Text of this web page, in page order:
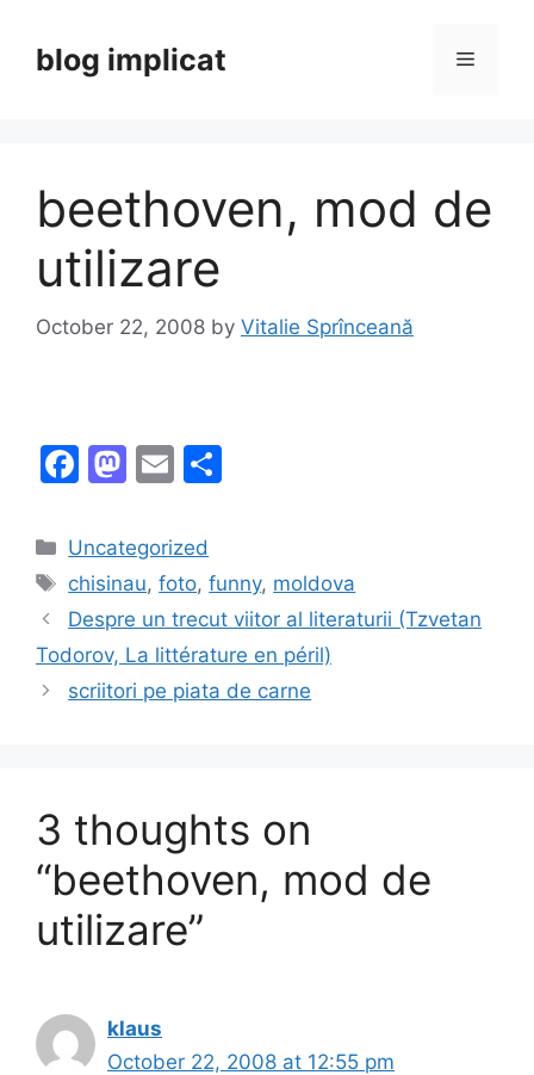
contentblog implicat Menu
beethoven, mod de
utilizare
October 22, 2008 by Vitalie Sprînceană
F
c
e
b
o
o
M
st
o
d
o
n
E
ai
l
e
Categories
Uncategorized
Tags
chisinau,foto,funny, moldova
Despre un trecut viitor al literaturii (Tzvetan
Todorov, La littérature en péril)
scriitori pe piata de carne
3 thoughts on
“beethoven, mod de
utilizare”
klaus
October 22, 2008 at 12:55 pm